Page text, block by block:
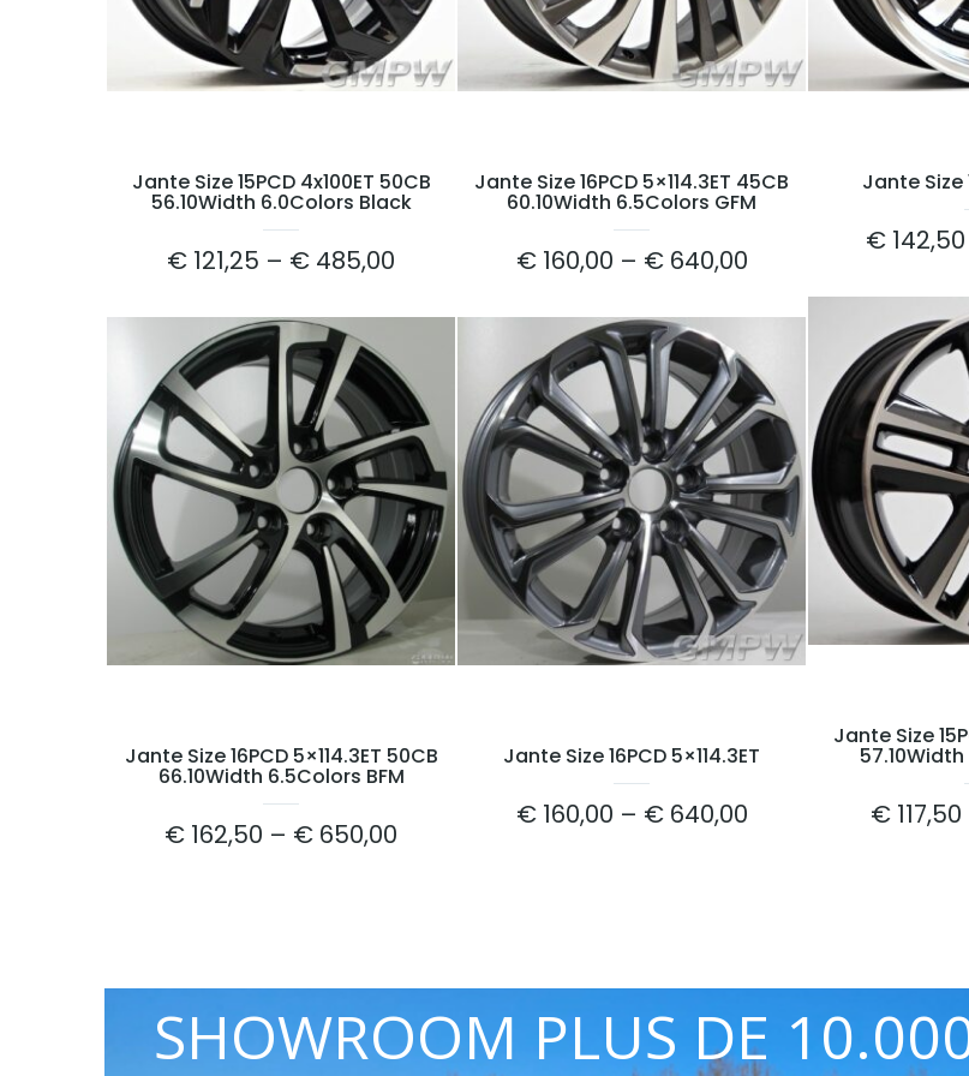
Jante Size 15PCD 4x100ET 50CB
56.10Width 6.0Colors Black
€ 121,25 – € 485,00
Jante Size 16PCD 5×114.3ET 50CB
66.10Width 6.5Colors BFM
€ 162,50 – € 650,00
Jante Size 16PCD 5×114.3ET 45CB
60.10Width 6.5Colors GFM
€160,00 – €640,00
Jante Size 16PCD 5×114.3ET
€160,00 – €640,00
Jante Size
€ 142,50
Jante Size
€117,50
SHOWROOM PLUS DE